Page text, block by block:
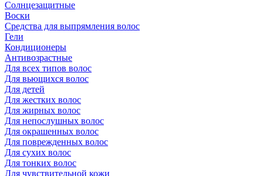
Солнцезащитные
Воски
Средства для выпрямления волос
Гели
Кондиционеры
Антивозрастные
Для всех типов волос
Для вьющихся волос
Для детей
Для жестких волос
Для жирных волос
Для непослушных волос
Для окрашенных волос
Для поврежденных волос
Для сухих волос
Для тонких волос
Для чувствительной кожи